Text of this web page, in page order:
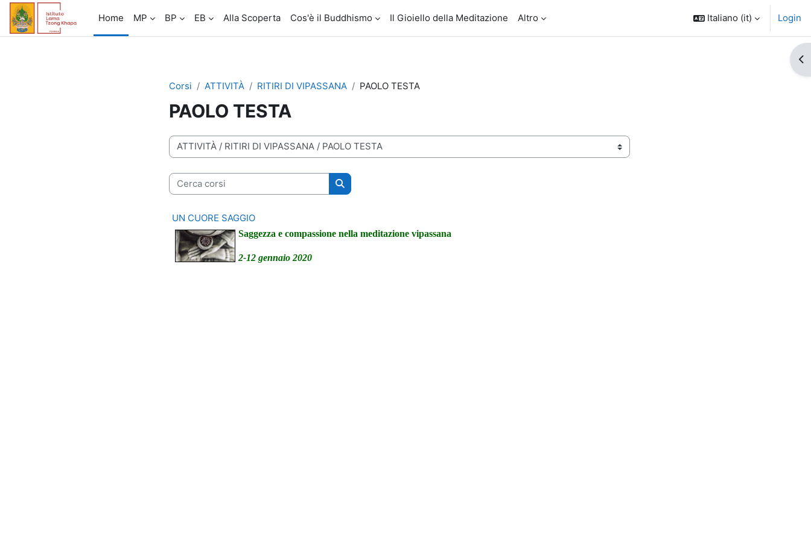
Vai al contenuto principaleHome MP BP EB Alla Scoperta Cos'è il Buddhismo Il Gioiello della Meditazione Altro Italiano ‎(it)‎ Login
Corsi ATTIVITÀ RITIRI DI VIPASSANA PAOLO TESTA
PAOLO TESTA
Categorie di corso
Cerca corsi
Cerca corsi
UN CUORE SAGGIO
Saggezza e compassione nella meditazione vipassana
2-12 gennaio 2020